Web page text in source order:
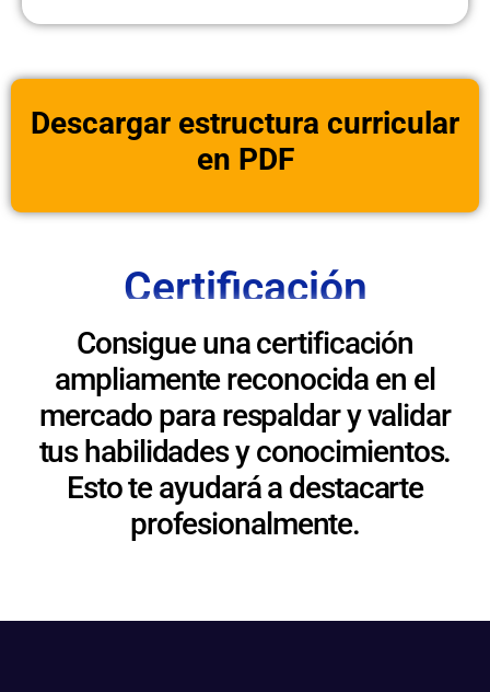
Descargar estructura curricular
en PDF
Certificación
Consigue una certificación
ampliamente reconocida en el
mercado para respaldar y validar
tus habilidades y conocimientos.
Esto te ayudará a destacarte
profesionalmente.